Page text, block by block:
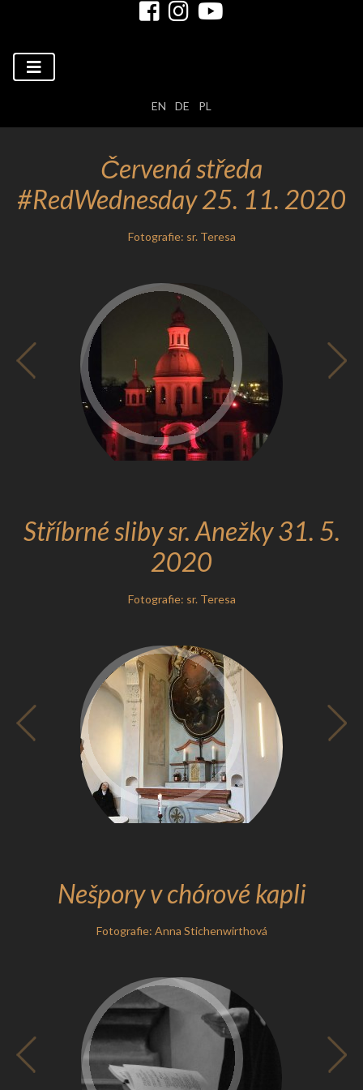
EN DE PL
Červená středa
#RedWednesday 25. 11. 2020
Fotografie: sr. Teresa
Stříbrné sliby sr. Anežky 31. 5.
2020
Fotografie: sr. Teresa
Nešpory v chórové kapli
Fotografie: Anna Stichenwirthová